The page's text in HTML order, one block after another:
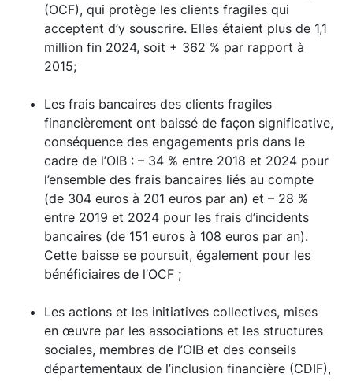
(OCF), qui protège les clients fragiles qui
acceptent d’y souscrire. Elles étaient plus de 1,1
million fin 2024, soit + 362 % par rapport à
2015;
Les frais bancaires des clients fragiles
financièrement ont baissé de façon significative,
conséquence des engagements pris dans le
cadre de l’OIB : – 34 % entre 2018 et 2024 pour
l’ensemble des frais bancaires liés au compte
(de 304 euros à 201 euros par an) et – 28 %
entre 2019 et 2024 pour les frais d’incidents
bancaires (de 151 euros à 108 euros par an).
Cette baisse se poursuit, également pour les
bénéficiaires de l’OCF ;
Les actions et les initiatives collectives, mises
en œuvre par les associations et les structures
sociales, membres de l’OIB et des conseils
départementaux de l’inclusion financière (CDIF),